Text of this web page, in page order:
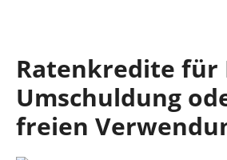
Ratenkredite für
Umschuldung
freien